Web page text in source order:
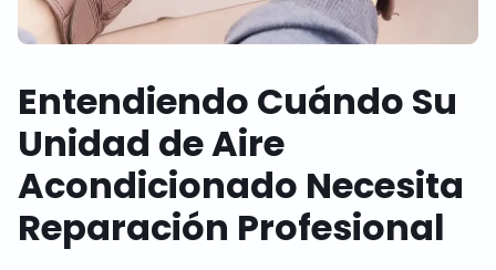
Entendiendo Cuándo Su
Unidad de Aire
Acondicionado Necesita
Reparación Profesional